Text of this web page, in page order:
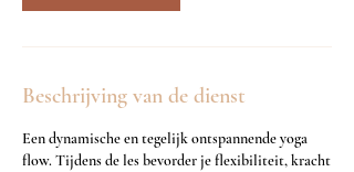
Beschrijving van de dienst
Een dynamische en tegelijk ontspannende yoga
flow. Tijdens de les bevorder je flexibiliteit, kracht